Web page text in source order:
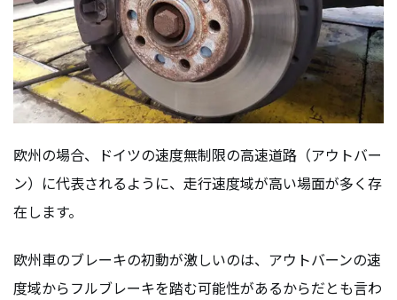
欧州の場合、ドイツの速度無制限の高速道路（アウトバー
ン）に代表されるように、走行速度域が高い場面が多く存
在します。
欧州車のブレーキの初動が激しいのは、アウトバーンの速
度域からフルブレーキを踏む可能性があるからだとも言わ